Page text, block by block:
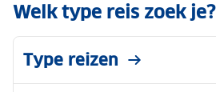
Welk type reis zoek je?
Type reizen